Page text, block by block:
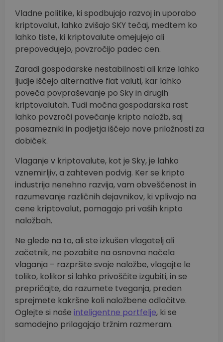
Vladne politike, ki spodbujajo razvoj in uporabo
kriptovalut, lahko zvišajo SKY tečaj, medtem ko
lahko tiste, ki kriptovalute omejujejo ali
prepovedujejo, povzročijo padec cen.
Zaradi gospodarske nestabilnosti ali krize lahko
ljudje iščejo alternative fiat valuti, kar lahko
poveča povpraševanje po Sky in drugih
kriptovalutah. Tudi močna gospodarska rast
lahko povzroči povečanje kripto naložb, saj
posamezniki in podjetja iščejo nove priložnosti za
dobiček.
Vlaganje v kriptovalute, kot je Sky, je lahko
vznemirljiv, a zahteven podvig. Ker se kripto
industrija nenehno razvija, vam obveščenost in
razumevanje različnih dejavnikov, ki vplivajo na
cene kriptovalut, pomagajo pri vaših kripto
naložbah.
Ne glede na to, ali ste izkušen vlagatelj ali
začetnik, ne pozabite na osnovna načela
vlaganja – razpršite svoje naložbe, vlagajte le
toliko, kolikor si lahko privoščite izgubiti, in se
prepričajte, da razumete tveganja, preden
sprejmete kakršne koli naložbene odločitve.
Oglejte si naše inteligentne portfelje, ki se
samodejno prilagajajo tržnim razmeram.